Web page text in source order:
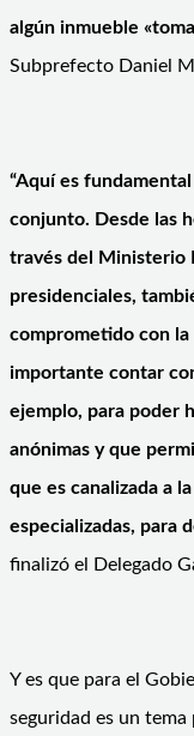
algún inmueble
Subprefecto Daniel
“Aquí es
conjunto. Desde las
través del Ministerio
presidenciales,
comprometido con la
importante contar
ejemplo, para poder
anónimas y que
que es canalizada a
especializadas, para
finalizó el Delegado
Y es que para el
seguridad es un